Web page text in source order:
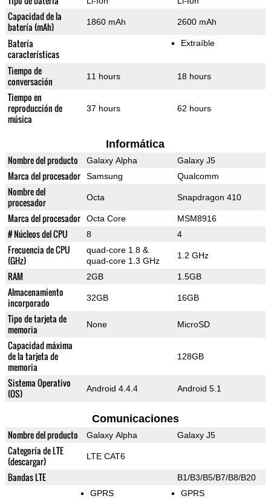
Capacidad de la
batería (mAh)
1860 mAh 2600 mAh
Batería
características
Extraíble
Tiempo de
conversación
11 hours 18 hours
Tiempo en
reproducción de
música
37 hours 62 hours
Informática
Nombre del producto Galaxy Alpha Galaxy J5
Marca del procesador Samsung Qualcomm
Nombre del
procesador
Octa Snapdragon 410
Marca del procesador Octa Core MSM8916
# Núcleos del CPU 8 4
Frecuencia de CPU
(GHz)
quad-core 1.8 &
quad-core 1.3 GHz
1.2 GHz
RAM 2GB 1.5GB
Almacenamiento
incorporado
32GB 16GB
Tipo de tarjeta de
memoria
None MicroSD
Capacidad máxima
de la tarjeta de
memoria
128GB
Sistema Operativo
(OS)
Android 4.4.4 Android 5.1
Comunicaciones
Nombre del producto Galaxy Alpha Galaxy J5
Categoría de LTE
(descargar)
LTE CAT6
Bandas LTE B1/B3/B5/B7/B8/B20
GPRS GPRS